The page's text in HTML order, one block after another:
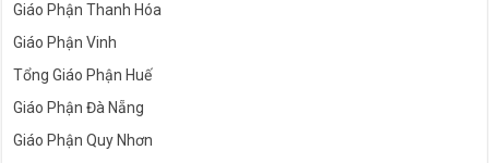
Giáo Phận Thanh Hóa
Giáo Phận Vinh
Tổng Giáo Phận Huế
Giáo Phận Đà Nẵng
Giáo Phận Quy Nhơn